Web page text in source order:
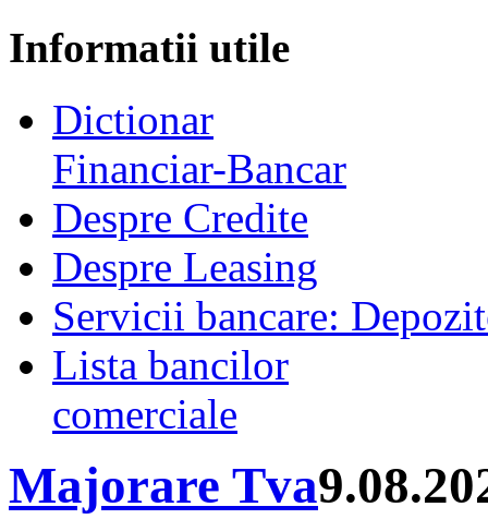
Informatii utile
Dictionar
Financiar-Bancar
Despre Credite
Despre Leasing
Servicii bancare:
Lista bancilor
comerciale
Majorare Tva